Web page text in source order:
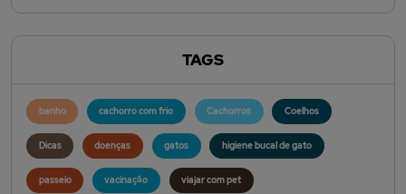
TAGS
banho cachorro com frio Cachorros Coelhos
Dicas doenças gatos higiene bucal de gato
passeio vacinação viajar com pet